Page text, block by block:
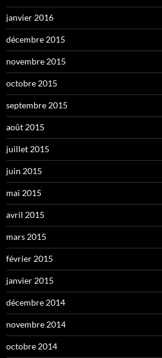
janvier 2016
décembre 2015
novembre 2015
octobre 2015
septembre 2015
août 2015
juillet 2015
juin 2015
mai 2015
avril 2015
mars 2015
février 2015
janvier 2015
décembre 2014
novembre 2014
octobre 2014